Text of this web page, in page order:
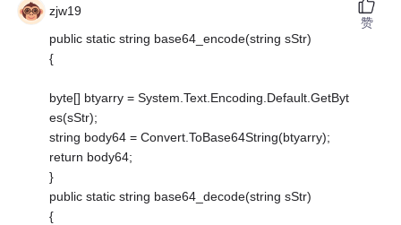
zjw19
public static string base64_encode(string sStr)
{
byte[] btyarry = System.Text.Encoding.Default.GetByt
es(sStr);
string body64 = Convert.ToBase64String(btyarry);
return body64;
}
public static string base64_decode(string sStr)
{
赞